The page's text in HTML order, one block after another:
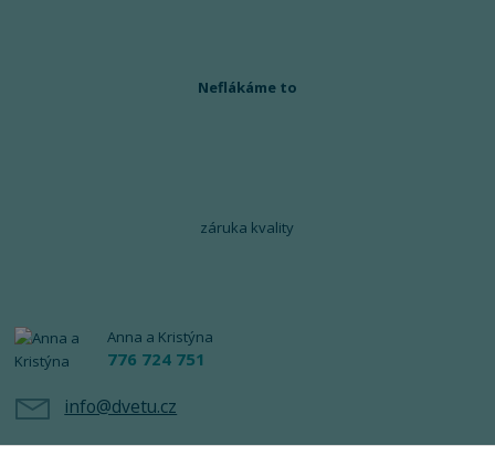
Neflákáme to
záruka kvality
Anna a Kristýna
776 724 751
info@dvetu.cz